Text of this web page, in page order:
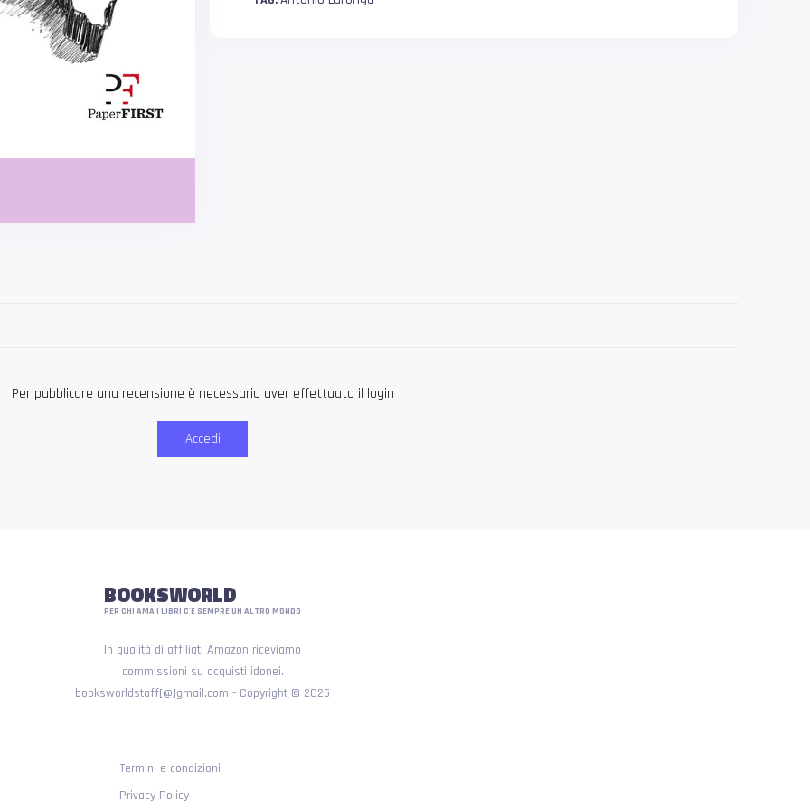
Per pubblicare una recensione è necessario aver effettuato il login
Accedi
BOOKSWORLD
PER CHI AMA I LIBRI C'È SEMPRE UN ALTRO MONDO
In qualità di affiliati Amazon riceviamo
commissioni su acquisti idonei.
booksworldstaff[@]gmail.com - Copyright © 2025
Termini e condizioni
Privacy Policy